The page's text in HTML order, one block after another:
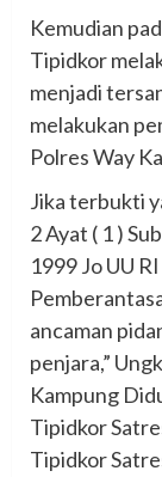
Kemudian
Tipidkor
menjadi
melakukan
Polres Way
Jika terbukti
2 Ayat ( 1 )
1999 Jo UU
ancaman
penjara,”
Kampung
Tipidkor
Tipidkor